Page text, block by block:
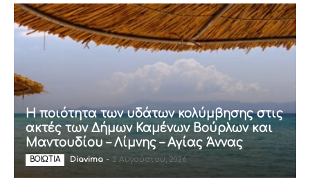
Η ποιότητα των υδάτων κολύμβησης στις
ακτές των Δήμων Καμένων Βούρλων και
Μαντουδίου – Λίμνης – Αγίας Άννας
ΒΟΙΩΤΙΑ Diavima - 2 Αυγούστου, 2026